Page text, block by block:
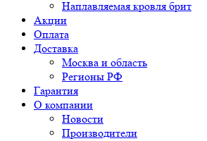
Наплавляемая кровля брит
Акции
Оплата
Доставка
Москва и область
Регионы РФ
Гарантия
О компании
Новости
Производители